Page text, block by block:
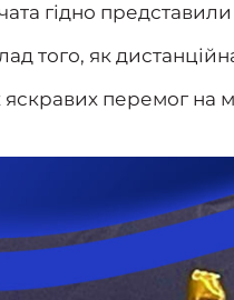
гідно
того, як
перемог на